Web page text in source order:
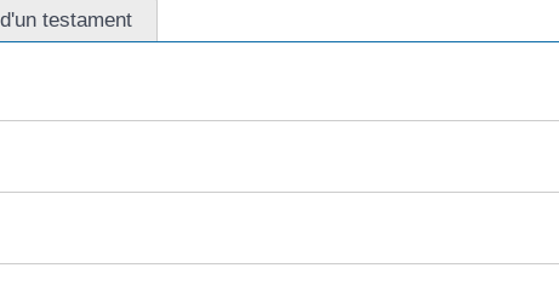
testament